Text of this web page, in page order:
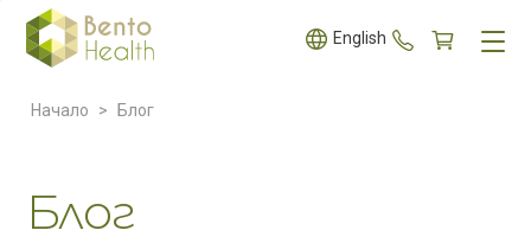
English +359 887
Начало > Блог
Блог